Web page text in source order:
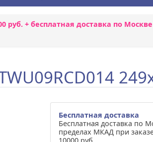
руб. + бесплатная доставка по
Бесплатная доставка
Бесплатная доставка по
пределах МКАД при